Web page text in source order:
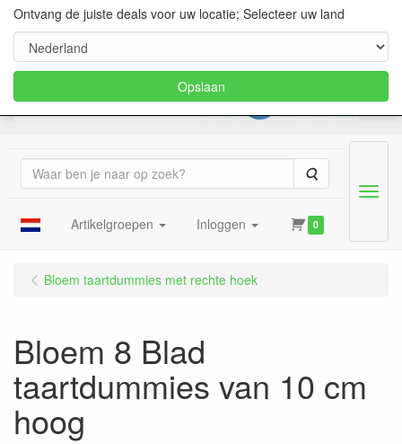
Zoeken
Artikelgroepen Inloggen 0
Menu
Bloem taartdummies met rechte hoek
Bloem 8 Blad
taartdummies van 10 cm
hoog
Ontvang de juiste deals voor uw locatie; Selecteer uw land
Opslaan